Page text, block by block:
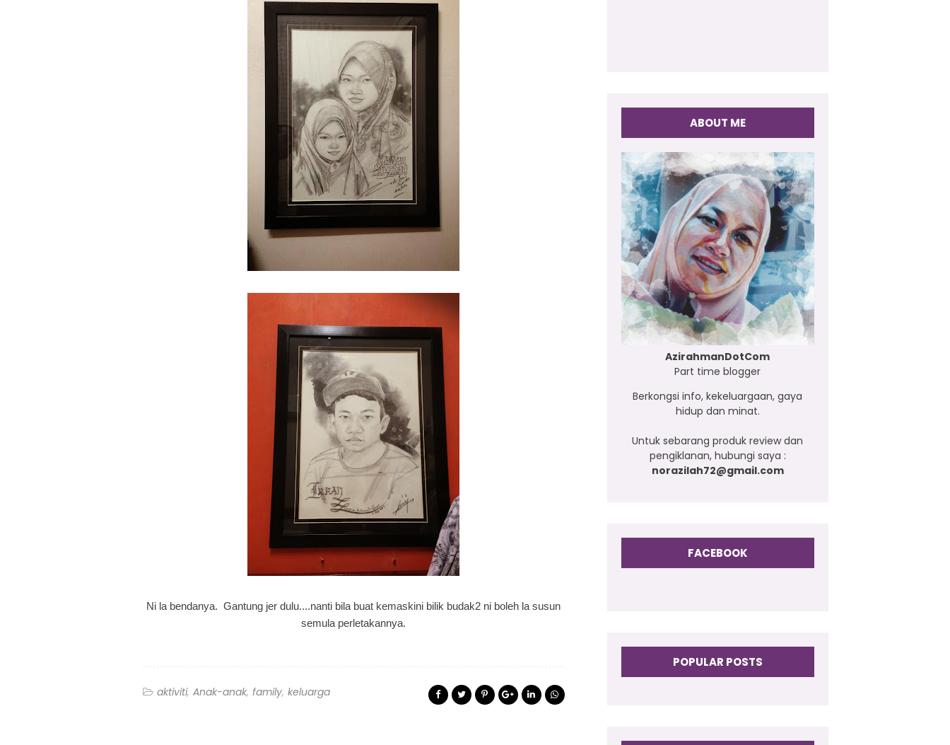
Ni la bendanya. Gantung jer dulu....nanti bila buat kemaskini bilik budak2 ni boleh la susun
semula perletakannya.
aktiviti Anak-anak family keluarga
ABOUT ME
AzirahmanDotCom
Part time blogger
Berkongsi info, kekeluargaan, gaya
hidup dan minat.
Untuk sebarang produk review dan
pengiklanan, hubungi saya :
norazilah72@gmail.com
FACEBOOK
POPULAR POSTS